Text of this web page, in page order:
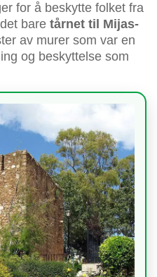
for å beskytte folket fra
bare tårnet til Mijas-
av murer som var en
og beskyttelse som